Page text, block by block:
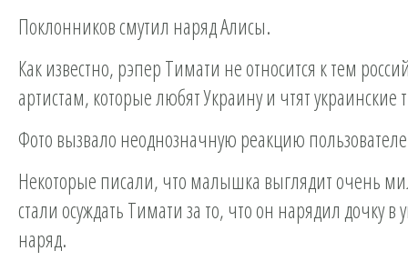
Поклонников смутил наряд Алисы.
Как известно, рэпер Тимати не относится к тем
артистам, которые любят Украину и чтят украинские
Фото вызвало неоднозначную реакцию
Некоторые писали, что малышка выглядит очень
стали осуждать Тимати за то, что он нарядил дочку в
наряд.